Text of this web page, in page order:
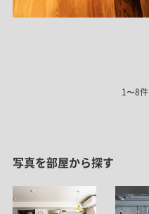
1〜8件
写真を部屋から探す